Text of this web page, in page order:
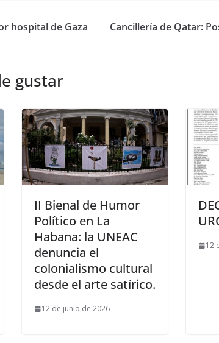
hospital de Gaza
Cancillería de Qatar:
gustar
II Bienal de Humor
Político en La
Habana: la UNEAC
denuncia el
colonialismo cultural
desde el arte satírico.
12 de junio de 2026
12